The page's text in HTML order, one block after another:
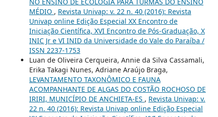
MÉDIO , Revista Univap: v. 22 n. 40 (2016): Revista
Univap online Edição Especial XX Encontro de
Iniciação Científica, XVI Encontro de Pós-Graduação, X
INIC Jr e VI INID da Universidade do Vale do Paraíba /
ISSN 2237-1753
Luan de Oliveira Cerqueira, Annie da Silva Cassamali,
Erika Takagi Nunes, Adriane Araújo Braga,
LEVANTAMENTO TAXONÔMICO E FAUNA
ACOMPANHANTE DE ALGAS DO COSTÃO ROCHOSO DE
IRIRI, MUNICÍPIO DE ANCHIETA-ES , Revista Univap: v.
22 n. 40 (2016): Revista Univap online Edição Especial